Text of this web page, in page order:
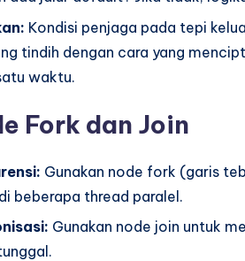
Kondisi penjaga pada tepi
tindih dengan cara yang
waktu.
Fork dan Join
Gunakan node fork (garis
beberapa thread paralel.
Gunakan node join untuk